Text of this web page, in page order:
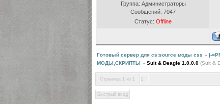
Группа: Администраторы
Сообщений: 7047
Статус: Offline
Готовый сервер для cs:source моды css » |-
МОДЫ,СКРИПТЫ » Suit & Deagle 1.0.0.0 (Suit &
Страница 1 из 1 1